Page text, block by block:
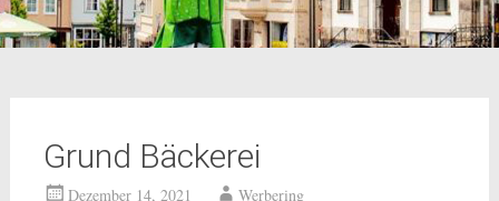
Grund Bäckerei
Dezember 14, 2021 Werbering